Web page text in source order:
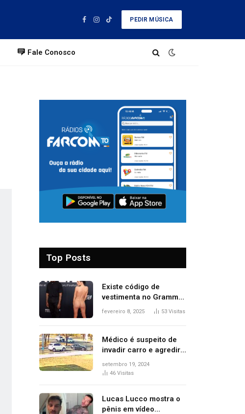
Facebook
Instagram
TikTok
PEDIR MÚSICA
Fale Conosco
Top Posts
Existe código de
vestimenta no Grammy?
Questionamento surgiu
aparecer nua na
premiação
fevereiro 8, 2025 53 Visitas
Médico é suspeito de
invadir carro e agredir
delegado aposentado
durante confusão no
setembro 19, 2024
46 Visitas
Lucas Lucco mostra o
pênis em vídeo